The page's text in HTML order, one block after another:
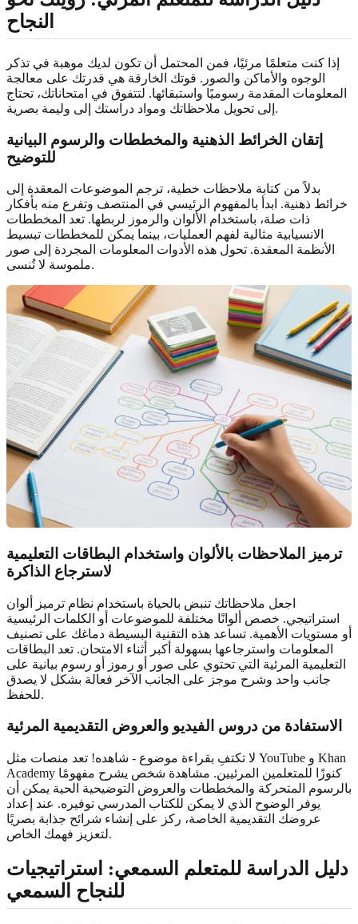
النجاح
إذا كنت متعلمًا مرئيًا، فمن المحتمل أن تكون لديك موهبة في تذكر
الوجوه والأماكن والصور. قوتك الخارقة هي قدرتك على معالجة
المعلومات المقدمة رسوميًا واستبقائها. لتتفوق في امتحاناتك، تحتاج
إلى تحويل ملاحظاتك ومواد دراستك إلى وليمة بصرية.
إتقان الخرائط الذهنية والمخططات والرسوم البيانية
للتوضيح
بدلاً من كتابة ملاحظات خطية، ترجم الموضوعات المعقدة إلى
خرائط ذهنية. ابدأ بالمفهوم الرئيسي في المنتصف وتفرع منه بأفكار
ذات صلة، باستخدام الألوان والرموز لربطها. تعد المخططات
الانسيابية مثالية لفهم العمليات، بينما يمكن للمخططات تبسيط
الأنظمة المعقدة. تحول هذه الأدوات المعلومات المجردة إلى صور
ملموسة لا تُنسى.
ترميز الملاحظات بالألوان واستخدام البطاقات التعليمية
لاسترجاع الذاكرة
اجعل ملاحظاتك تنبض بالحياة باستخدام نظام ترميز ألوان
استراتيجي. خصص ألوانًا مختلفة للموضوعات أو الكلمات الرئيسية
أو مستويات الأهمية. تساعد هذه التقنية البسيطة دماغك على تصنيف
المعلومات واسترجاعها بسهولة أكبر أثناء الامتحان. تعد البطاقات
التعليمية المرئية التي تحتوي على صور أو رموز أو رسوم بيانية على
جانب واحد وشرح موجز على الجانب الآخر فعالة بشكل لا يصدق
للحفظ.
الاستفادة من دروس الفيديو والعروض التقديمية المرئية
لا تكتفِ بقراءة موضوع - شاهده! تعد منصات مثل YouTube و Khan
Academy كنوزًا للمتعلمين المرئيين. مشاهدة شخص يشرح مفهومًا
بالرسوم المتحركة والمخططات والعروض التوضيحية الحية يمكن أن
يوفر الوضوح الذي لا يمكن للكتاب المدرسي توفيره. عند إعداد
عروضك التقديمية الخاصة، ركز على إنشاء شرائح جذابة بصريًا
لتعزيز فهمك الخاص.
دليل الدراسة للمتعلم السمعي: استراتيجيات
للنجاح السمعي